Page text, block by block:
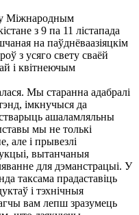
у Міжнародным
з 9 па 11 лістапада
на паўднёваазіяцкім
з усяго свету сваёй
і квітнеючым
Мы старанна адабралі
імкнучыся да
стварыць ашаламляльны
мы не толькі
але і прывезлі
вытанчаныя
для дэманстрацыі. У
таксама прадаставіць
і тэхнічныя
вам лепш зразумець